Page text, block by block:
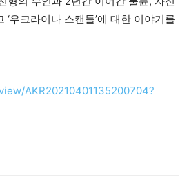
‘우크라이나 스캔들’에 대한 이야기를
AKR20210401135200704?